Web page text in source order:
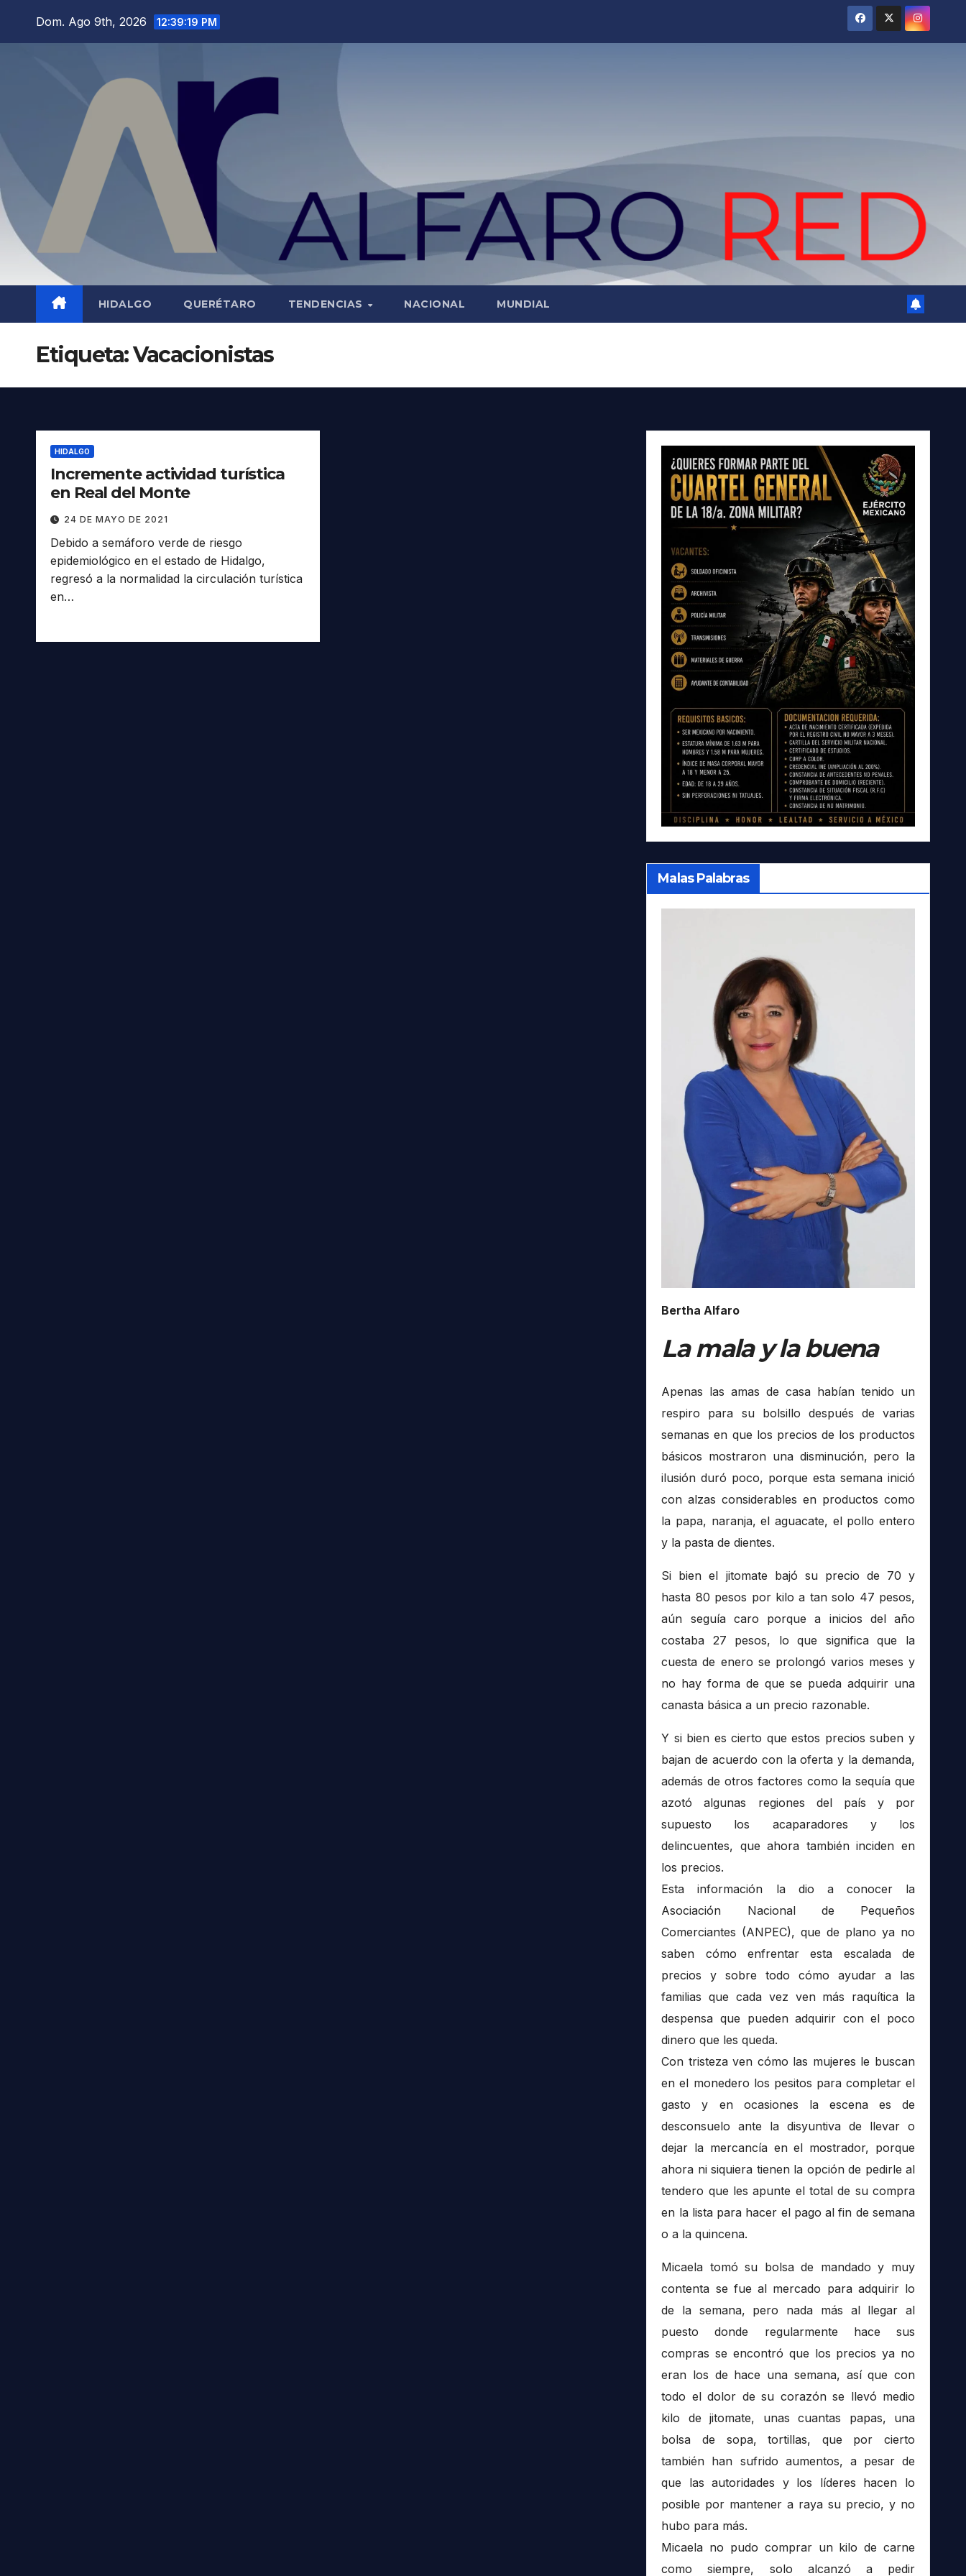
Dom. Ago 9th, 2026 12:39:20 PM
HIDALGO QUERÉTARO TENDENCIAS NACIONAL MUNDIAL
Etiqueta:Vacacionistas
HIDALGO
Incremente actividad turística
en Real del Monte
24 DE MAYO DE 2021
Debido a semáforo verde de riesgo
epidemiológico en el estado de Hidalgo,
regresó a la normalidad la circulación turística
en…
Malas Palabras
Bertha Alfaro
La mala y la buena
Apenas las amas de casa habían tenido un
respiro para su bolsillo después de varias
semanas en que los precios de los productos
básicos mostraron una disminución, pero la
ilusión duró poco, porque esta semana inició
con alzas considerables en productos como
la papa, naranja, el aguacate, el pollo entero
y la pasta de dientes.
Si bien el jitomate bajó su precio de 70 y
hasta 80 pesos por kilo a tan solo 47 pesos,
aún seguía caro porque a inicios del año
costaba 27 pesos, lo que significa que la
cuesta de enero se prolongó varios meses y
no hay forma de que se pueda adquirir una
canasta básica a un precio razonable.
Y si bien es cierto que estos precios suben y
bajan de acuerdo con la oferta y la demanda,
además de otros factores como la sequía que
azotó algunas regiones del país y por
supuesto los acaparadores y los
delincuentes, que ahora también inciden en
los precios.
Esta información la dio a conocer la
Asociación Nacional de Pequeños
Comerciantes (ANPEC), que de plano ya no
saben cómo enfrentar esta escalada de
precios y sobre todo cómo ayudar a las
familias que cada vez ven más raquítica la
despensa que pueden adquirir con el poco
dinero que les queda.
Con tristeza ven cómo las mujeres le buscan
en el monedero los pesitos para completar el
gasto y en ocasiones la escena es de
desconsuelo ante la disyuntiva de llevar o
dejar la mercancía en el mostrador, porque
ahora ni siquiera tienen la opción de pedirle al
tendero que les apunte el total de su compra
en la lista para hacer el pago al fin de semana
o a la quincena.
Micaela tomó su bolsa de mandado y muy
contenta se fue al mercado para adquirir lo
de la semana, pero nada más al llegar al
puesto donde regularmente hace sus
compras se encontró que los precios ya no
eran los de hace una semana, así que con
todo el dolor de su corazón se llevó medio
kilo de jitomate, unas cuantas papas, una
bolsa de sopa, tortillas, que por cierto
también han sufrido aumentos, a pesar de
que las autoridades y los líderes hacen lo
posible por mantener a raya su precio, y no
hubo para más.
Micaela no pudo comprar un kilo de carne
como siempre, solo alcanzó a pedir